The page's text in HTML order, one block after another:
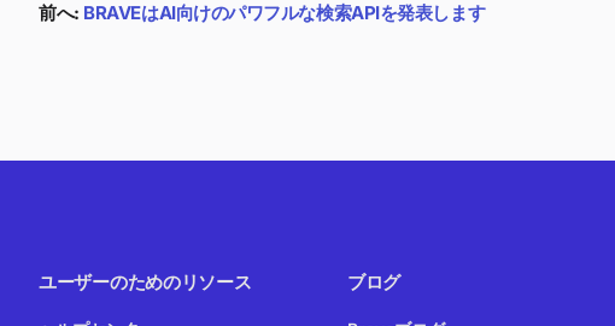
前へ: BRAVEはAI向けのパワフルな検索APIを発表します
ユーザーのためのリソース ブログ